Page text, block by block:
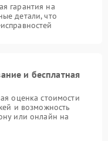
гарантия на
детали, что
и бесплатная
оценка стоимости
и возможность
или онлайн на